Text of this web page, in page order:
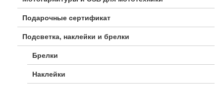
Подарочные сертификат
Подсветка, наклейки и брелки
Брелки
Наклейки